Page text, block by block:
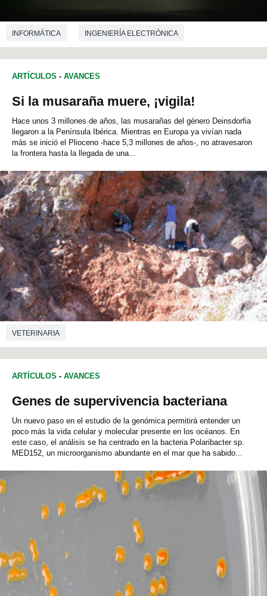
INFORMÁTICA INGENIERÍA ELECTRÓNICA
ARTÍCULOS - AVANCES
Si la musaraña muere, ¡vigila!
Hace unos 3 millones de años, las musarañas del género Deinsdorfia
llegaron a la Península Ibérica. Mientras en Europa ya vivían nada
más se inició el Plioceno -hace 5,3 millones de años-, no atravesaron
la frontera hasta la llegada de una...
VETERINARIA
ARTÍCULOS - AVANCES
Genes de supervivencia bacteriana
Un nuevo paso en el estudio de la genómica permitirá entender un
poco más la vida celular y molecular presente en los océanos. En
este caso, el análisis se ha centrado en la bacteria Polaribacter sp.
MED152, un microorganismo abundante en el mar que ha sabido...